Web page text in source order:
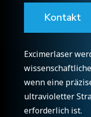
Kontakt
Excimerlaser
wenn eine
ultravioletter
erforderlich ist.